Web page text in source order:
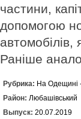
частини,
допомогою
Раніше
Рубрика: На Одещині
Район: Любашівський
Выпуск: 20.07.2019